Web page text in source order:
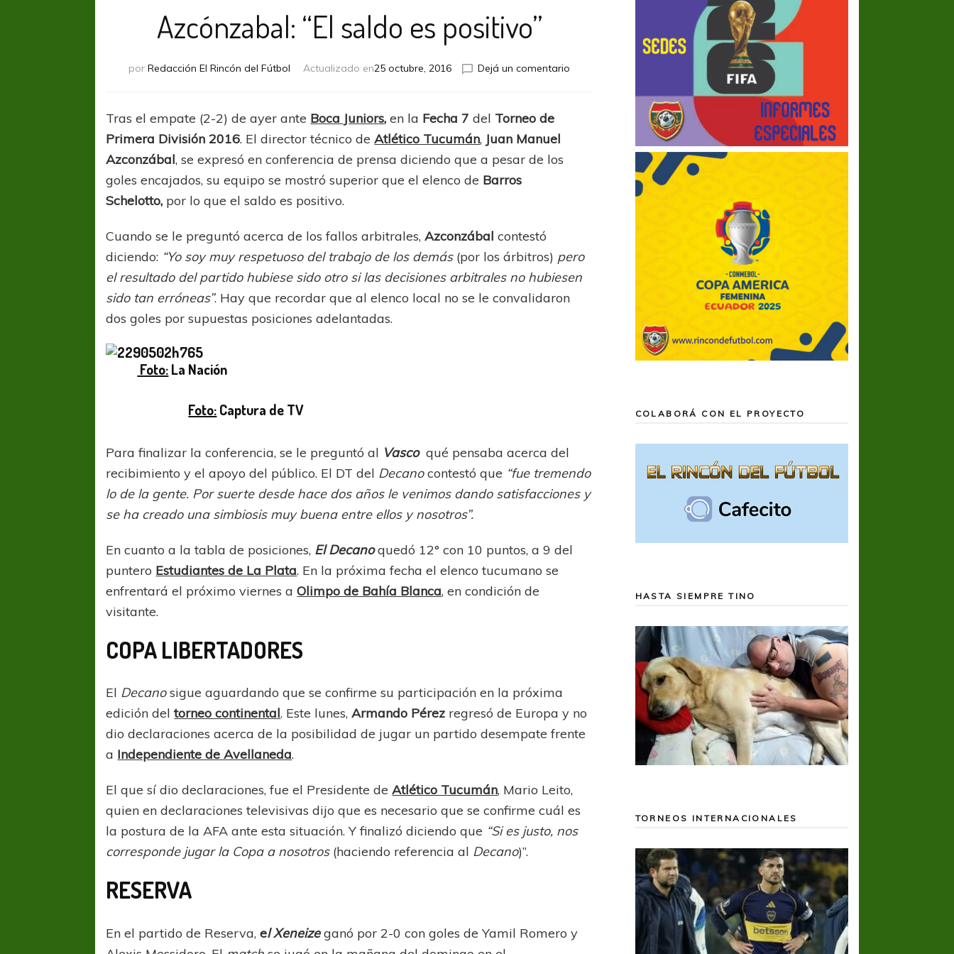
Azcónzabal: “El saldo es positivo”
por Redacción El Rincón del Fútbol Actualizado en25 octubre, 2016 Dejá un comentario
Tras el empate (2-2) de ayer ante Boca Juniors,en la Fecha 7del Torneo de
Primera División 2016. El director técnico deAtlético Tucumán, Juan Manuel
Azconzábal, se expresó en conferencia de prensa diciendo que a pesar de los
goles encajados, su equipo se mostró superior que el elenco de Barros
Schelotto, por lo que el saldo es positivo.
Cuando se le preguntó acerca de los fallos arbitrales,Azconzábal contestó
diciendo: “Yo soy muy respetuoso del trabajo de los demás(por los árbitros) pero
el resultado del partido hubiese sido otro si las decisiones arbitrales no hubiesen
sido tan erróneas”. Hay que recordar que al elenco local no se le convalidaron
dos goles por supuestas posiciones adelantadas.
Foto:La Nación
Foto:Captura de TV
Para finalizar la conferencia, se le preguntó al Vascoqué pensaba acerca del
recibimiento y el apoyo del público. El DT del Decanocontestó que “fue tremendo
lo de la gente. Por suerte desde hace dos años le venimos dando satisfacciones y
se ha creado una simbiosis muy buena entre ellos y nosotros”.
En cuanto a la tabla de posiciones, El Decanoquedó 12° con 10 puntos, a 9 del
puntero Estudiantes de La Plata. En la próxima fecha el elenco tucumano se
enfrentará el próximo viernes aOlimpo de Bahía Blanca, en condición de
visitante.
COPA LIBERTADORES
El Decanosigue aguardando que se confirme su participación en la próxima
edición deltorneo continental. Este lunes,Armando Pérez regresó de Europa y no
dio declaraciones acerca de la posibilidad de jugar un partido desempate frente
a Independiente de Avellaneda.
El que sí dio declaraciones, fue el Presidente deAtlético Tucumán, Mario Leito,
quien en declaraciones televisivas dijo que es necesario que se confirme cuál es
la postura de la AFA ante esta situación. Y finalizó diciendo que “Si es justo, nos
corresponde jugar la Copa a nosotros(haciendo referencia al Decano)”.
RESERVA
En el partido de Reserva, el Xeneizeganó por 2-0 con goles de Yamil Romero y
COLABORÁ CON EL PROYECTO
HASTA SIEMPRE TINO
TORNEOS INTERNACIONALES